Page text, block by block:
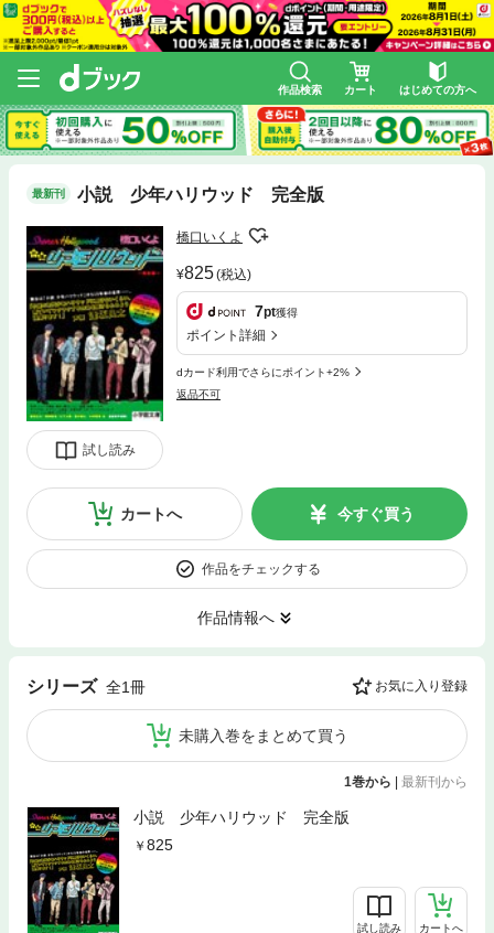
作品検索 カート はじめての方へ
最新刊 小説 少年ハリウッド 完全版
試し読み
橋口いくよ
825(税込)
7pt獲得
ポイント詳細
dカード利用でさらにポイント+2%
返品不可
カートへ 今すぐ買う
作品をチェックする
作品情報へ
シリーズ 全1冊 お気に入り登録
未購入巻をまとめて買う
1巻から 最新刊から
小説 少年ハリウッド 完全版
825
試し読み カートへ